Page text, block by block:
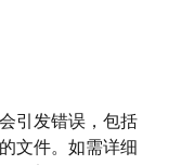
引发错误，包括
文件。如需详细